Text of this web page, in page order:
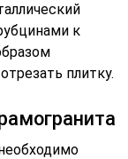
к
плитку.